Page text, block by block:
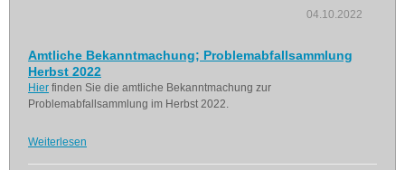
04.10.2022
Amtliche Bekanntmachung; Problemabfallsammlung
Herbst 2022
Hier finden Sie die amtliche Bekanntmachung zur
Problemabfallsammlung im Herbst 2022.
Weiterlesen